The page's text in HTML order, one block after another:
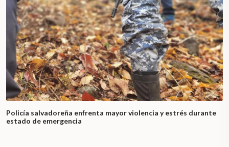
Policía salvadoreña enfrenta mayor violencia y estrés durante
estado de emergencia